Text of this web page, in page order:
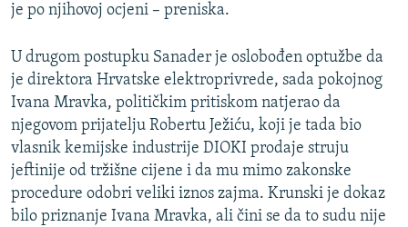
je po njihovoj ocjeni – preniska.
U drugom postupku Sanader je oslobođen optužbe da
je direktora Hrvatske elektroprivrede, sada pokojnog
Ivana Mravka, političkim pritiskom natjerao da
njegovom prijatelju Robertu Ježiću, koji je tada bio
vlasnik kemijske industrije DIOKI prodaje struju
jeftinije od tržišne cijene i da mu mimo zakonske
procedure odobri veliki iznos zajma. Krunski je dokaz
bilo priznanje Ivana Mravka, ali čini se da to sudu nije